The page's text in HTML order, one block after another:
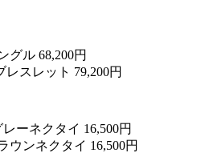
グル 68,200円
スレット 79,200円
ーネクタイ 16,500円
ウンネクタイ 16,500円